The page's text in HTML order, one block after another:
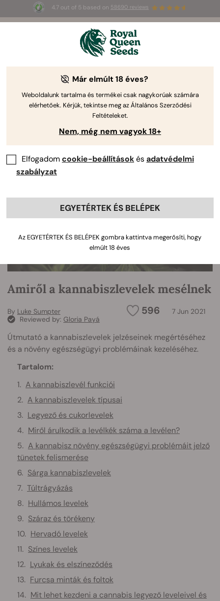
4.7 out of 5 based on 58690 reviews
Summer Sales: până la 50% reducere
la produsele selectate! ⏤
Kannabisz Termesztési Kalauz a Royal Queen Seeds-től.
Termesztési útmutató témák
Amiről a kannabiszlevelek mesélnek
596 7 Jun 2021
By Luke Sumpter
Reviewed by: Gloria Payá
Útmutató a kannabiszlevelek jelzéseinek megértéséhez
és a növény egészségügyi problémáinak kezeléséhez.
Tartalom:
A kannabiszlevél funkciói
A kannabiszlevelek típusai
Legyező és cukorlevelek
Miről árulkodik a levélkék száma a levélen?
A kannabisz növény egészségügyi problémáit jelző
tünetek felismerése
Sárga kannabiszlevelek
Túltrágyázás
Hullámos levelek
Száraz és törékeny
Hervadó levelek
Színes levelek
Lyukak és elszíneződés
Furcsa minták és foltok
Mit lehet kezdeni a cannabis legyező leveleivel és
Már elmúlt 18 éves?
Weboldalunk tartalma és termékei csak nagykorúak számára
elérhetőek. Kérjük, tekintse meg az Általános Szerződési
Feltételeket.
Nem, még nem vagyok 18+
Elfogadomcookie-beállításokésadatvédelmi
szabályzat
EGYETÉRTEK ÉS BELÉPEK
Az EGYETÉRTEK ÉS BELÉPEK gombra kattintva megerősíti, hogy
elmúlt 18 éves